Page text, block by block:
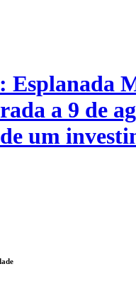
Esplanada
a 9 de
um